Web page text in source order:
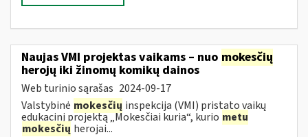
Naujas VMI projektas vaikams – nuo mokesčių
herojų iki žinomų komikų dainos
Web turinio sąrašas 2024-09-17
Valstybinė mokesčių inspekcija (VMI) pristato vaikų
edukacinį projektą „Mokesčiai kuria“, kurio metu
mokesčių herojai...